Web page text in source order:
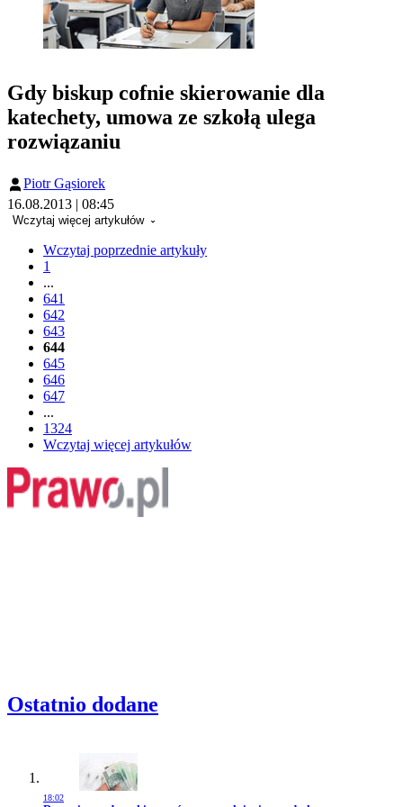
Gdy biskup cofnie skierowanie dla
katechety, umowa ze szkołą ulega
rozwiązaniu
Piotr Gąsiorek
16.08.2013 | 08:45
Wczytaj więcej artykułów
Wczytaj poprzednie artykuły
1
...
641
642
643
644
645
646
647
...
1324
Wczytaj więcej artykułów
Ostatnio dodane
18:02